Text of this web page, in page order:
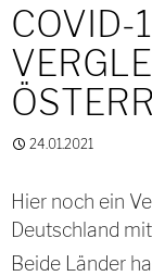
COVID-
24.01.2021
Hier noch ein
Deutschland
Beide Länder